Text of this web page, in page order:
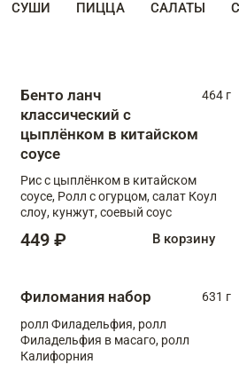
СУШИ ПИЦЦА САЛАТЫ
Бенто ланч
классический с
цыплёнком в китайском
соусе
464 г
Рис с цыплёнком в китайском
соусе, Ролл с огурцом, салат Коул
слоу, кунжут, соевый соус
449 ₽ В корзину
Филомания набор
631 г
ролл Филадельфия, ролл
Филадельфия в масаго, ролл
Калифорния